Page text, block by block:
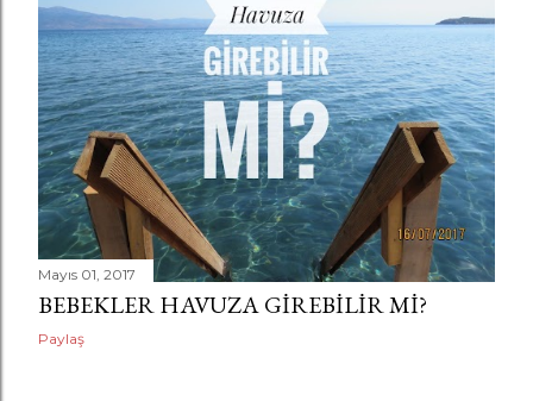
Mayıs 01, 2017
BEBEKLER HAVUZA GIREBILIR MI?
Paylaş